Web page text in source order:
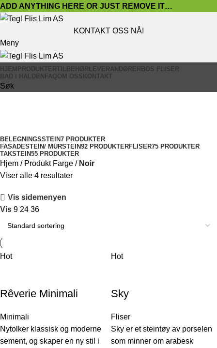
ADD ANYTHING HERE OR JUST REMOVE IT…
KONTAKT OSS NÅ!
Meny
HJEMPRODUKTERTILBEHØRLEVERANDØRERBOS FLISER
BAD I HALDENFAQOM OSSKONTAKT
Søk
BELEGNINGSSTEIN7 PRODUKTER
FASADESTEIN/ MURSTEIN92 PRODUKTERFLISER75 PRODUKTER
TAKSTEIN55 PRODUKTER
Hjem Produkt Farge
Noir
Viser alle 4 resultater
Vis sidemenyen
Vis 9 24 36
Hot
Rêverie Minimali
Minimali
Nytolker klassisk og moderne
sement, og skaper en ny stil i
Hot
Sky
Fliser
Sky er et steintøy av porselen
som minner om arabesk